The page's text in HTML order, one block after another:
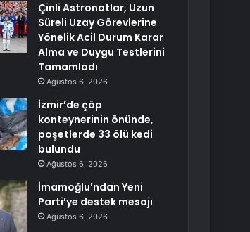
Çinli Astronotlar, Uzun
Süreli Uzay Görevlerine
Yönelik Acil Durum Karar
Alma ve Duygu Testlerini
Tamamladı
Ağustos 6, 2026
İzmir’de çöp
konteynerinin önünde,
poşetlerde 33 ölü kedi
bulundu
Ağustos 6, 2026
İmamoğlu’ndan Yeni
Parti’ye destek mesajı
Ağustos 6, 2026